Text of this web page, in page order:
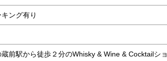
ング有り
前駅から徒歩２分のWhisky & Wine & Cocktailショ